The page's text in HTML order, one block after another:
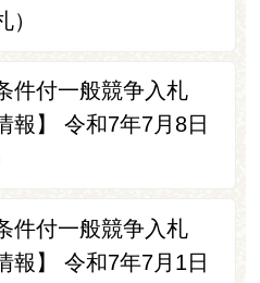
）
件付一般競争入札
報】 令和7年7月8日
件付一般競争入札
報】 令和7年7月1日